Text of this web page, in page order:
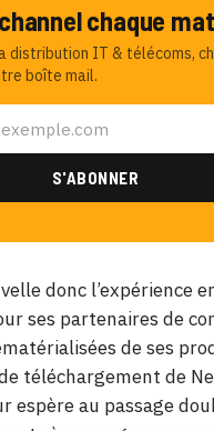
chaque
distribution IT & télécoms,
boîte mail.
donc l’expérience
ses partenaires de
de ses
téléchargement de
espère au passage